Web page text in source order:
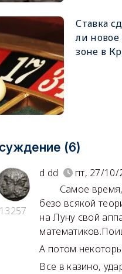
Ставка
ли
зоне в
(6)
13257
d dd
пт, 27/10/
Самое
безо всякой
на Луну свой
А потом
Все в казино,